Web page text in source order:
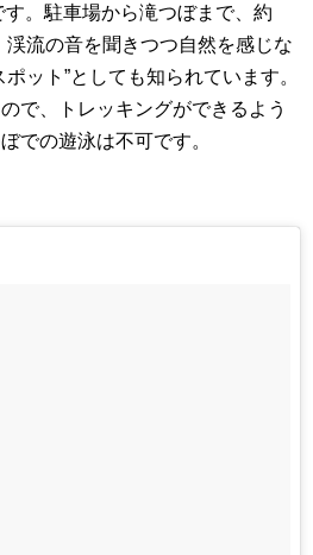
。駐車場から滝つぼまで、約
流の音を聞きつつ自然を感じな
ット”としても知られています。
で、トレッキングができるよう
での遊泳は不可です。